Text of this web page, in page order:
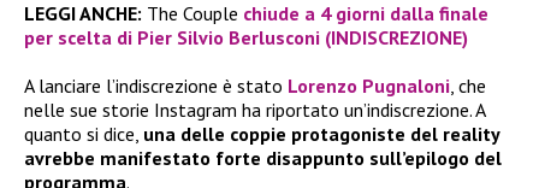
LEGGI ANCHE: The Couple chiude a 4 giorni dalla finale
per scelta di Pier Silvio Berlusconi (INDISCREZIONE)
A lanciare l’indiscrezione è stato Lorenzo Pugnaloni, che
nelle sue storie Instagram ha riportato un’indiscrezione. A
quanto si dice, una delle coppie protagoniste del reality
avrebbe manifestato forte disappunto sull’epilogo del
programma.